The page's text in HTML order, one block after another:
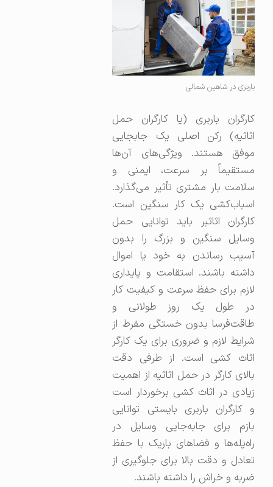
باربری در شاهین شمالی
کارگران باربری (یا کارگران حمل
اثاثیه) رکن اصلی یک جابجایی
موفق هستند. ویژگی‌های آن‌ها
مستقیماً بر سرعت، ایمنی و
سلامت بار مشتری تأثیر می‌گذارد.
اسباب‌کشی یک کار سنگین است.
کارگران اثاثبر باید توانایی حمل
وسایل سنگین و بزرگ را بدون
آسیب رساندن به خود یا اموال
داشته باشند. استقامت و پایداری
لازم برای حفظ سرعت و کیفیت کار
در طول یک روز طولانی و
طاقت‌فرسا بدون خستگی مفرط از
شرایط لازم و ضروری برای یک کارگر
اثاث کشی است. از طرفی دقت
بالای کارگر در حمل اثاثیه از اهمیت
زیادی در اثاث کشی برخوردار است
و کارگران باربری بایستی توانایی
بازم برای جابه‌جایی وسایل در
راه‌پله‌ها و فضاهای باریک با حفظ
تعادل و دقت بالا برای جلوگیری از
ضربه و خراش را داشته باشند.